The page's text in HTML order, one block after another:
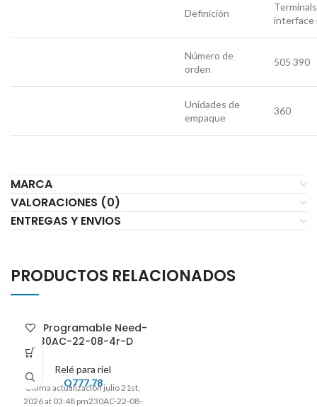
Definición
interface
Número de
orden
505 390
Unidades de
empaque
360
MARCA
VALORACIONES (0)
ENTREGAS Y ENVIOS
PRODUCTOS RELACIONADOS
Rele Programable Need-
230AC-22-08-4r-D
Relé para riel
Q777.78
Ultima actualización julio 21st,
2026 at 03:48 pm230AC-22-08-